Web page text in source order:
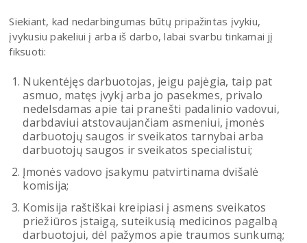
Siekiant, kad nedarbingumas būtų pripažintas įvykiu,
įvykusiu pakeliui į arba iš darbo, labai svarbu tinkamai jį
fiksuoti:
Nukentėjęs darbuotojas, jeigu pajėgia, taip pat
asmuo, matęs įvykį arba jo pasekmes, privalo
nedelsdamas apie tai pranešti padalinio vadovui,
darbdaviui atstovaujančiam asmeniui, įmonės
darbuotojų saugos ir sveikatos tarnybai arba
darbuotojų saugos ir sveikatos specialistui;
Įmonės vadovo įsakymu patvirtinama dvišalė
komisija;
Komisija raštiškai kreipiasi į asmens sveikatos
priežiūros įstaigą, suteikusią medicinos pagalbą
darbuotojui, dėl pažymos apie traumos sunkumą;